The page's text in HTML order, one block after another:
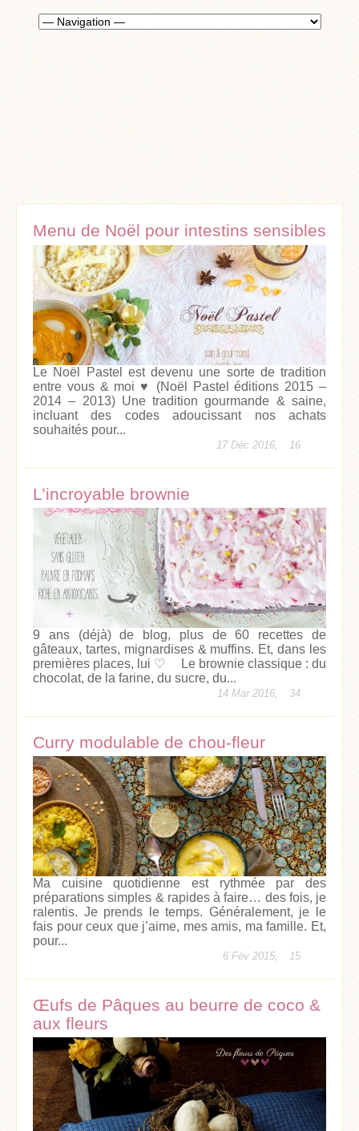
Menu de Noël pour intestins sensibles
Le Noël Pastel est devenu une sorte de tradition
entre vous & moi ♥ (Noël Pastel éditions 2015 –
2014 – 2013) Une tradition gourmande & saine,
incluant des codes adoucissant nos achats
souhaités pour...
17 Déc 2016, 16
L’incroyable brownie
9 ans (déjà) de blog, plus de 60 recettes de
gâteaux, tartes, mignardises & muffins. Et, dans les
premières places, lui ♡ Le brownie classique : du
chocolat, de la farine, du sucre, du...
14 Mar 2016, 34
Curry modulable de chou-fleur
Ma cuisine quotidienne est rythmée par des
préparations simples & rapides à faire… des fois, je
ralentis. Je prends le temps. Généralement, je le
fais pour ceux que j’aime, mes amis, ma famille. Et,
pour...
6 Fév 2015, 15
Œufs de Pâques au beurre de coco &
aux fleurs